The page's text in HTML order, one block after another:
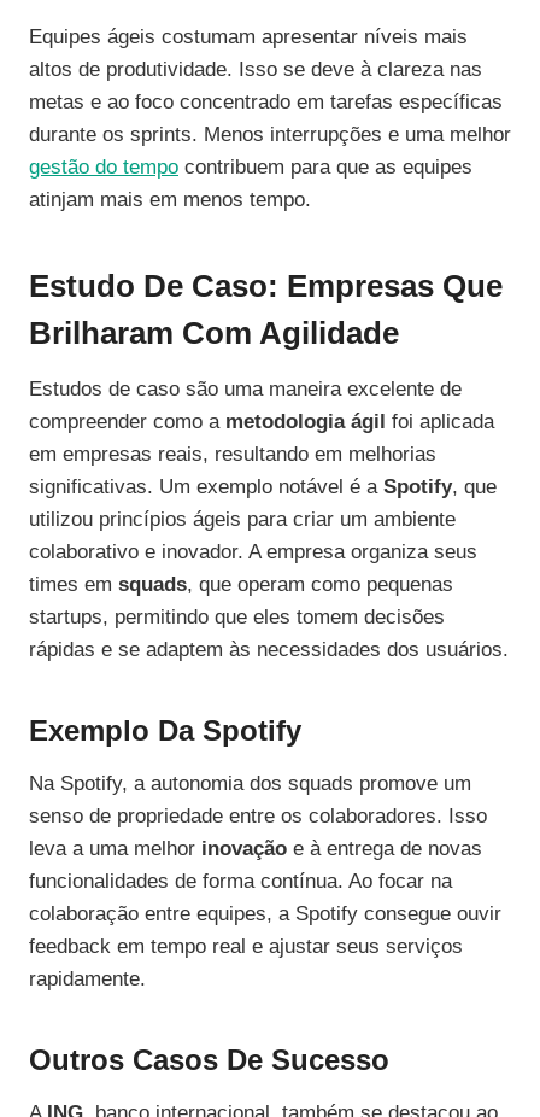
Equipes ágeis costumam apresentar níveis mais
altos de produtividade. Isso se deve à clareza nas
metas e ao foco concentrado em tarefas específicas
durante os sprints. Menos interrupções e uma melhor
gestão do tempo contribuem para que as equipes
atinjam mais em menos tempo.
Estudo De Caso: Empresas Que
Brilharam Com Agilidade
Estudos de caso são uma maneira excelente de
compreender como a metodologia ágil foi aplicada
em empresas reais, resultando em melhorias
significativas. Um exemplo notável é a Spotify, que
utilizou princípios ágeis para criar um ambiente
colaborativo e inovador. A empresa organiza seus
times em squads, que operam como pequenas
startups, permitindo que eles tomem decisões
rápidas e se adaptem às necessidades dos usuários.
Exemplo Da Spotify
Na Spotify, a autonomia dos squads promove um
senso de propriedade entre os colaboradores. Isso
leva a uma melhor inovação e à entrega de novas
funcionalidades de forma contínua. Ao focar na
colaboração entre equipes, a Spotify consegue ouvir
feedback em tempo real e ajustar seus serviços
rapidamente.
Outros Casos De Sucesso